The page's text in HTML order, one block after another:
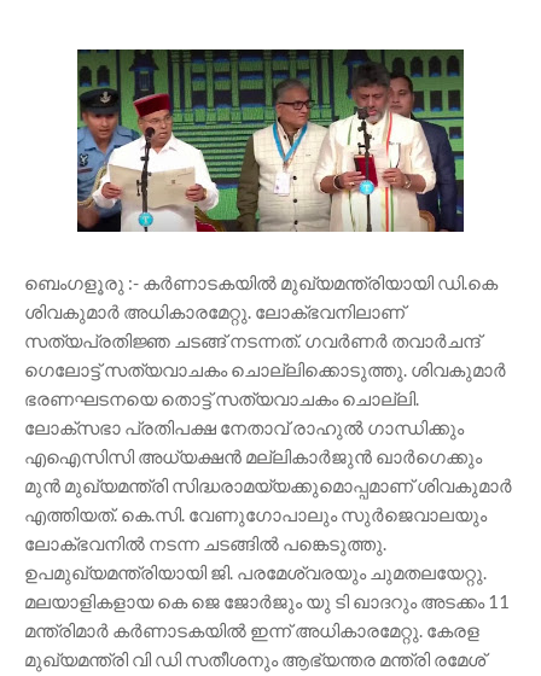
ബെംഗളൂരു :- കർണാടകയിൽ മുഖ്യമന്ത്രിയായി ഡി.കെ
ശിവകുമാർ അധികാരമേറ്റു. ലോക്‌ഭവനിലാണ്
സത്യപ്രതിജ്ഞ ചടങ്ങ് നടന്നത്. ഗവർണർ തവാർചന്ദ്
ഗെലോട്ട് സത്യവാചകം ചൊല്ലിക്കൊടുത്തു. ശിവകുമാർ
ഭരണഘടനയെ തൊട്ട് സത്യവാചകം ചൊല്ലി.
ലോക്‌സഭാ പ്രതിപക്ഷ നേതാവ് രാഹുൽ ഗാന്ധിക്കും
എഐസിസി അധ്യക്ഷൻ മല്ലികാർജുൻ ഖാർഗെക്കും
മുൻ മുഖ്യമന്ത്രി സിദ്ധരാമയ്യക്കുമൊപ്പമാണ് ശിവകുമാർ
എത്തിയത്. കെ.സി. വേണുഗോപാലും സുർജെവാലയും
ലോക്‌ഭവനിൽ നടന്ന ചടങ്ങിൽ പങ്കെടുത്തു.
ഉപമുഖ്യമന്ത്രിയായി ജി. പരമേശ്വരയും ചുമതലയേറ്റു.
മലയാളികളായ കെ ജെ ജോർജും യു ടി ഖാദറും അടക്കം 11
മന്ത്രിമാർ കർണാടകയിൽ ഇന്ന് അധികാരമേറ്റു. കേരള
മുഖ്യമന്ത്രി വി ഡി സതീശനും ആഭ്യന്തര മന്ത്രി രമേശ്